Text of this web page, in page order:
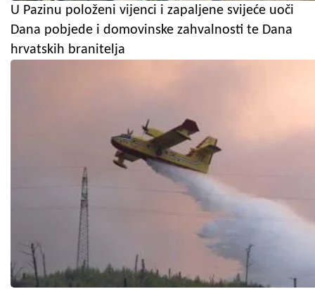
U Pazinu položeni vijenci i zapaljene svijeće uoči
Dana pobjede i domovinske zahvalnosti te Dana
hrvatskih branitelja